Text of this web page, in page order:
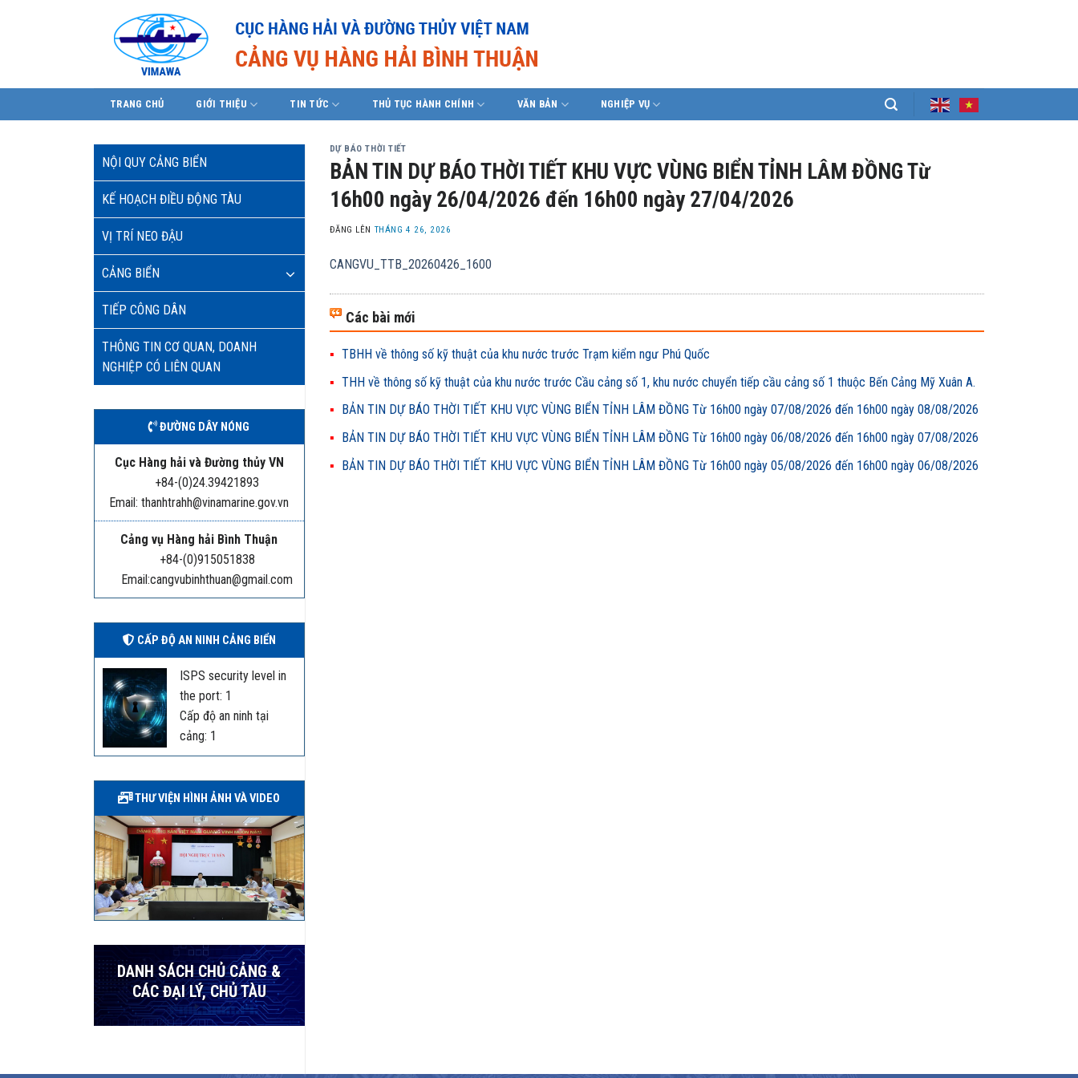
TRANG CHỦ GIỚI THIỆU TIN TỨC THỦ TỤC HÀNH CHÍNH VĂN BẢN NGHIỆP VỤ
NỘI QUY CẢNG BIỂN
KẾ HOẠCH ĐIỀU ĐỘNG TÀU
VỊ TRÍ NEO ĐẬU
CẢNG BIỂN
TIẾP CÔNG DÂN
THÔNG TIN CƠ QUAN, DOANH
NGHIỆP CÓ LIÊN QUAN
ĐƯỜNG DÂY NÓNG
Cục Hàng hải và Đường thủy VN
+84-(0)24.39421893
Email: thanhtrahh@vinamarine.gov.vn
Cảng vụ Hàng hải Bình Thuận
+84-(0)915051838
Email:cangvubinhthuan@gmail.com
CẤP ĐỘ AN NINH CẢNG BIỂN
ISPS security level in
the port: 1
Cấp độ an ninh tại
cảng: 1
THƯ VIỆN HÌNH ẢNH VÀ VIDEO
DANH SÁCH CHỦ CẢNG &
CÁC ĐẠI LÝ, CHỦ TÀU
DỰ BÁO THỜI TIẾT
BẢN TIN DỰ BÁO THỜI TIẾT KHU VỰC VÙNG BIỂN TỈNH LÂM ĐỒNG Từ
16h00 ngày 26/04/2026 đến 16h00 ngày 27/04/2026
ĐĂNG LÊN THÁNG 4 26, 2026
CANGVU_TTB_20260426_1600
Các bài mới
TBHH về thông số kỹ thuật của khu nước trước Trạm kiểm ngư Phú Quốc
THH về thông số kỹ thuật của khu nước trước Cầu cảng số 1, khu nước chuyển tiếp cầu cảng số 1 thuộc Bến Cảng Mỹ Xuân A.
BẢN TIN DỰ BÁO THỜI TIẾT KHU VỰC VÙNG BIỂN TỈNH LÂM ĐỒNG Từ 16h00 ngày 07/08/2026 đến 16h00 ngày 08/08/2026
BẢN TIN DỰ BÁO THỜI TIẾT KHU VỰC VÙNG BIỂN TỈNH LÂM ĐỒNG Từ 16h00 ngày 06/08/2026 đến 16h00 ngày 07/08/2026
BẢN TIN DỰ BÁO THỜI TIẾT KHU VỰC VÙNG BIỂN TỈNH LÂM ĐỒNG Từ 16h00 ngày 05/08/2026 đến 16h00 ngày 06/08/2026